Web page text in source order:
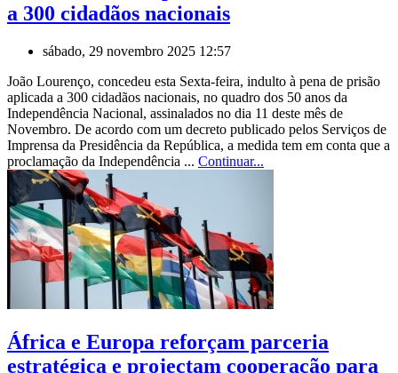
a 300 cidadãos nacionais
sábado, 29 novembro 2025 12:57
João Lourenço, concedeu esta Sexta-feira, indulto à pena de prisão
aplicada a 300 cidadãos nacionais, no quadro dos 50 anos da
Independência Nacional, assinalados no dia 11 deste mês de
Novembro. De acordo com um decreto publicado pelos Serviços de
Imprensa da Presidência da República, a medida tem em conta que a
proclamação da Independência ... Continuar...
África e Europa reforçam parceria
estratégica e projectam cooperação para